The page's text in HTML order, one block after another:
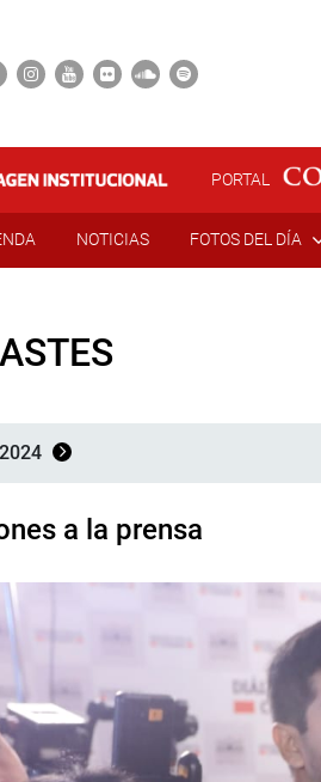
PORTAL
NOTICIAS FOTOS DEL DÍA
a la prensa